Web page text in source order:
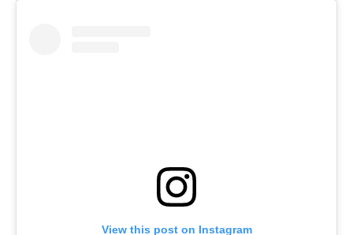
View this post on Instagram